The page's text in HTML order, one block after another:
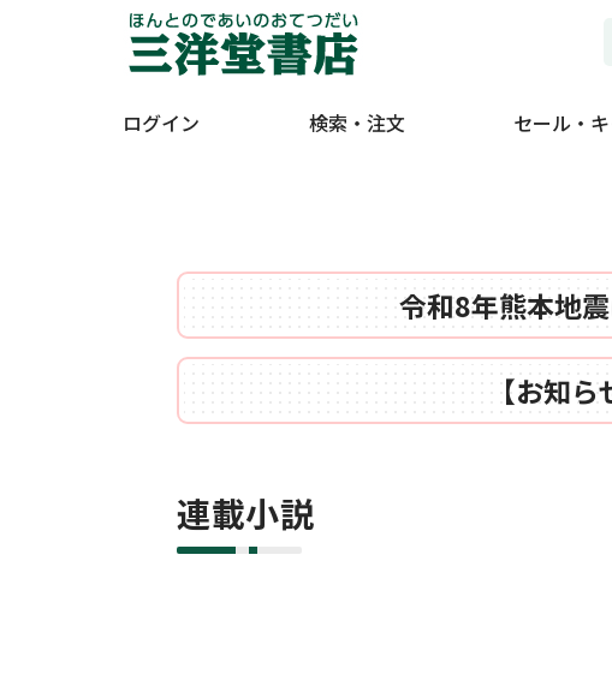
ログイン 検索・注文 セール・
令和8年熊本地
【お知
連載小説